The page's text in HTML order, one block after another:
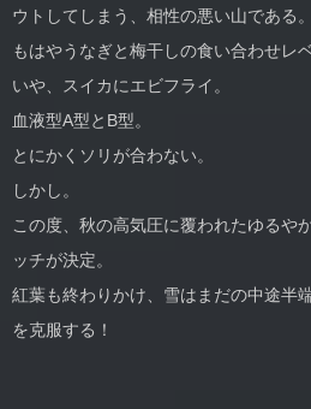
ウトしてしまう、相性の悪い山である。
もはやうなぎと梅干しの食い合わせレベ
いや、スイカにエビフライ。
血液型A型とB型。
とにかくソリが合わない。
しかし。
この度、秋の高気圧に覆われたゆるや
ッチが決定。
紅葉も終わりかけ、雪はまだの中途半
を克服する！